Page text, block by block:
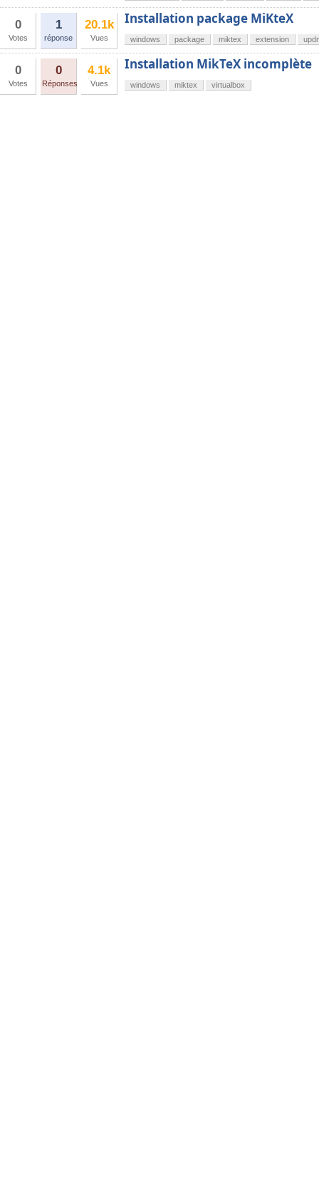
0
Votes
1
réponse
20.1k
Vues
Installation package MiKteX
windows package miktex extension
0
Votes
0
Réponses
4.1k
Vues
Installation MikTeX incomplète
windows miktex virtualbox